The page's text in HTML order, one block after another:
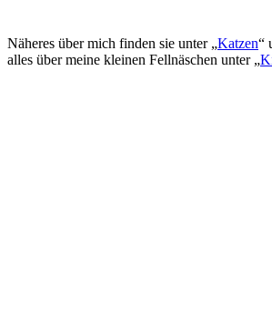
Näheres über mich finden sie unter „Katzen“
alles über meine kleinen Fellnäschen unter „